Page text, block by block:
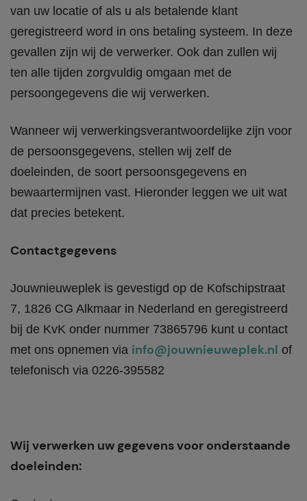
van uw locatie of als u als betalende klant
geregistreerd word in ons betaling systeem. In deze
gevallen zijn wij de verwerker. Ook dan zullen wij
ten alle tijden zorgvuldig omgaan met de
persoongegevens die wij verwerken.
Wanneer wij verwerkingsverantwoordelijke zijn voor
de persoonsgegevens, stellen wij zelf de
doeleinden, de soort persoonsgegevens en
bewaartermijnen vast. Hieronder leggen we uit wat
dat precies betekent.
Contactgegevens
Jouwnieuweplek is gevestigd op de Kofschipstraat
7, 1826 CG Alkmaar in Nederland en geregistreerd
bij de KvK onder nummer 73865796 kunt u contact
met ons opnemen via info@jouwnieuweplek.nl of
telefonisch via 0226-395582
Wij verwerken uw gegevens voor onderstaande
doeleinden: